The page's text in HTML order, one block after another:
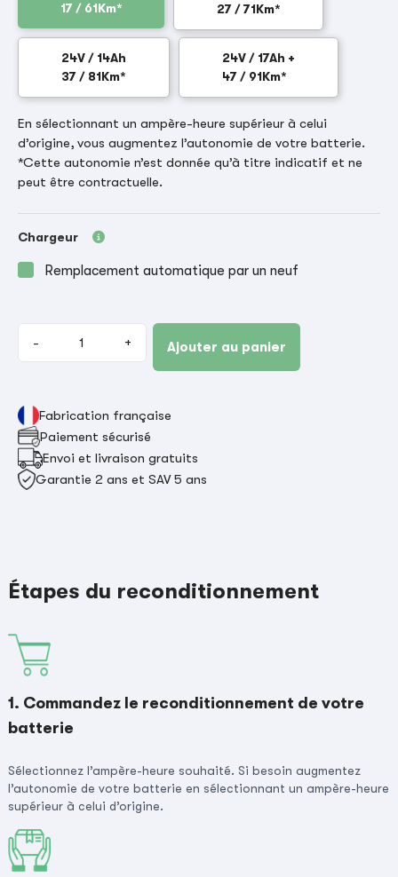
17 / 61Km*
27 / 71Km*
24V / 14Ah
37 / 81Km*
24V / 17Ah +
47 / 91Km*
En sélectionnant un ampère-heure supérieur à celui
d’origine, vous augmentez l’autonomie de votre batterie.
*Cette autonomie n’est donnée qu’à titre indicatif et ne
peut être contractuelle.
Chargeur
Remplacement automatique par un neuf
- + Ajouter au panier
Fabrication française
Paiement sécurisé
Envoi et livraison gratuits
Garantie 2 ans et SAV 5 ans
Étapes du reconditionnement
1. Commandez le reconditionnement de votre
batterie
Sélectionnez l’ampère-heure souhaité. Si besoin augmentez
l’autonomie de votre batterie en sélectionnant un ampère-heure
supérieur à celui d’origine.